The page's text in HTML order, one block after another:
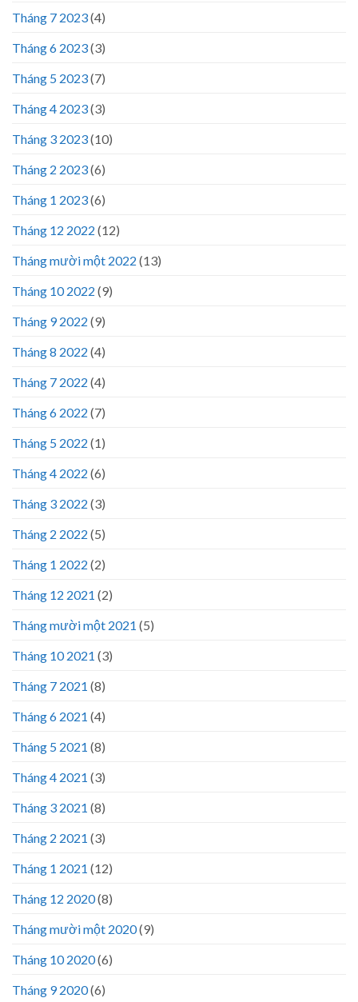
Tháng 7 2023(4)
Tháng 6 2023(3)
Tháng 5 2023(7)
Tháng 4 2023(3)
Tháng 3 2023(10)
Tháng 2 2023(6)
Tháng 1 2023(6)
Tháng 12 2022 (12)
Tháng mười một 2022 (13)
Tháng 10 2022 (9)
Tháng 9 2022 (9)
Tháng 8 2022 (4)
Tháng 7 2022 (4)
Tháng 6 2022 (7)
Tháng 5 2022 (1)
Tháng 4 2022 (6)
Tháng 3 2022 (3)
Tháng 2 2022 (5)
Tháng 1 2022 (2)
Tháng 12 2021 (2)
Tháng mười một 2021 (5)
Tháng 10 2021 (3)
Tháng 7 2021 (8)
Tháng 6 2021 (4)
Tháng 5 2021 (8)
Tháng 4 2021 (3)
Tháng 3 2021 (8)
Tháng 2 2021 (3)
Tháng 1 2021 (12)
Tháng 12 2020(8)
Tháng mười một 2020(9)
Tháng 10 2020(6)
Tháng 9 2020(6)